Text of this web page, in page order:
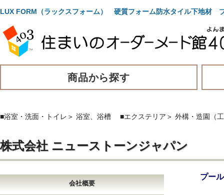
LUX FORM（ラックスフォーム） 硬質フォーム防水タイル下地材
商品から探す
■浴室・洗面・トイレ ＞ 浴室、浴槽 ■エクステリア ＞ 外構・造園（
株式会社 ニューストーンジャパン
会社概要
プー